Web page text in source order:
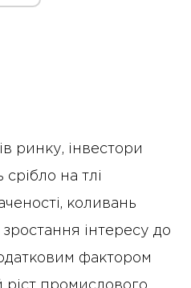
ринку, інвестори
на тлі
коливань
інтересу до
фактором